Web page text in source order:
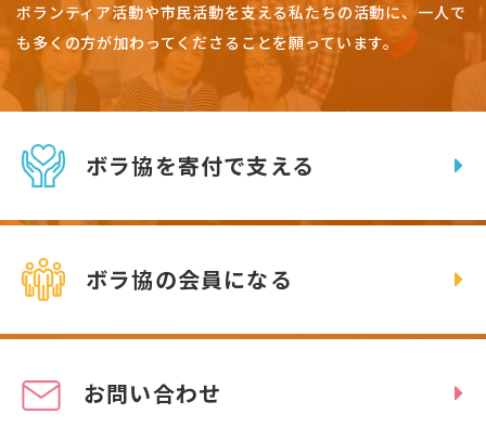
ボランティア活動や市民活動を支える私たちの活動に、一人で
も多くの方が加わってくださることを願っています。
ボラ協を寄付で支える
ボラ協の会員になる
お問い合わせ